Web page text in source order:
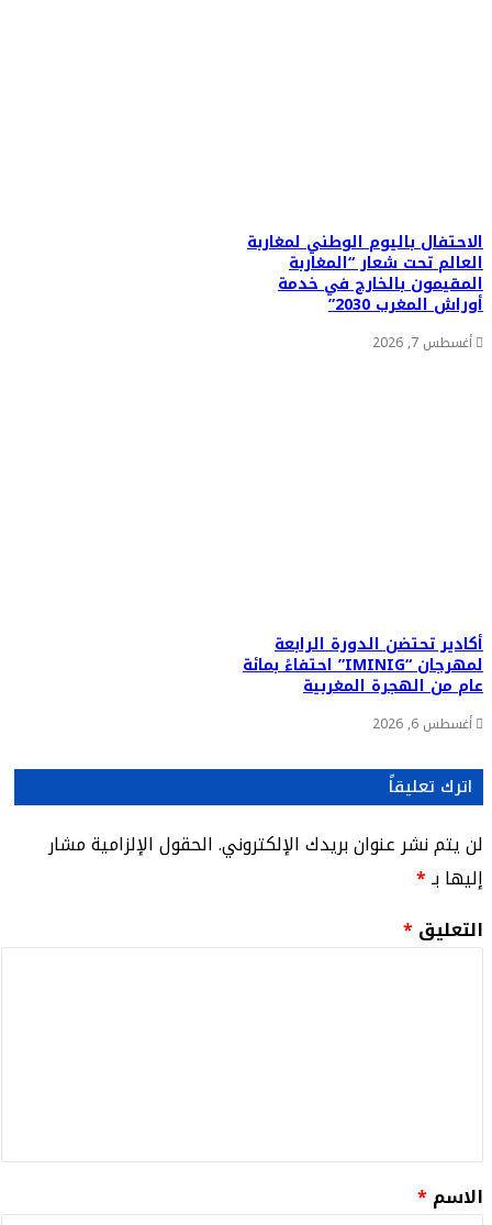
الاحتفال باليوم الوطني لمغاربة
العالم تحت شعار “المغاربة
المقيمون بالخارج في خدمة
أوراش المغرب 2030”
أغسطس 7, 2026
أكادير تحتضن الدورة الرابعة
لمهرجان “IMINIG” احتفاءً بمائة
عام من الهجرة المغربية
أغسطس 6, 2026
اترك تعليقاً
لن يتم نشر عنوان بريدك الإلكتروني.الحقول الإلزامية مشار
إليها بـ*
التعليق*
الاسم*